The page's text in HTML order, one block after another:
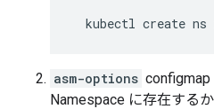
asm-options configmap
Namespace に存在する